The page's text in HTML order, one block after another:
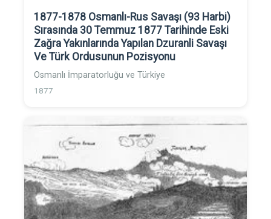
1877-1878 Osmanlı-Rus Savaşı (93 Harbi)
Sırasında 30 Temmuz 1877 Tarihinde Eski
Zağra Yakınlarında Yapılan Dzuranli Savaşı
Ve Türk Ordusunun Pozisyonu
Osmanlı İmparatorluğu ve Türkiye
1877